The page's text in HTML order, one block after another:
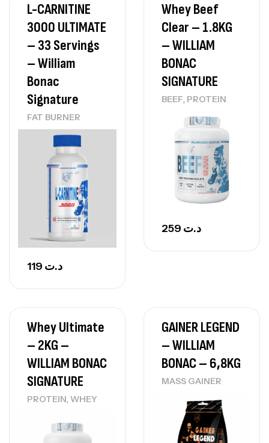
L-CARNITINE
3000 ULTIMATE
– 33 Servings
– William
Bonac
Signature
FAT BURNER
د.ت
Whey Beef
Clear – 1.8KG
– WILLIAM
BONAC
SIGNATURE
BEEF, PROTEIN
د.ت
Whey Ultimate
– 2KG –
WILLIAM BONAC
SIGNATURE
PROTEIN WHEY
GAINER LEGEND
– WILLIAM
BONAC – 6,8KG
MASS GAINER